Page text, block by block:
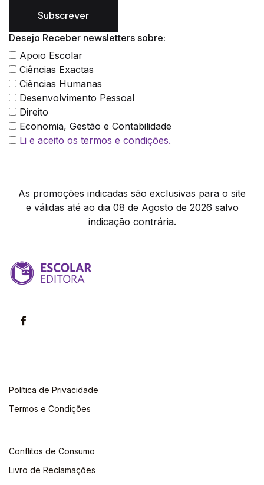
Subscrever
Desejo Receber newsletters sobre:
Apoio Escolar
Ciências Exactas
Ciências Humanas
Desenvolvimento Pessoal
Direito
Economia, Gestão e Contabilidade
Li e aceito os termos e condições.
As promoções indicadas são exclusivas para o site
e válidas até ao dia 08 de Agosto de 2026 salvo
indicação contrária.
Política de Privacidade
Termos e Condições
Conflitos de Consumo
Livro de Reclamações